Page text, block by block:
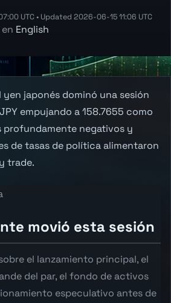
UTC • Updated 2026-06-15 11:06 UTC
English
japonés dominó una sesión
empujando a 158.7655 como
profundamente negativos y
de tasas de política alimentaron
trade.
movió esta sesión
el lanzamiento principal, el
del par, el fondo de activos
especulativo antes de